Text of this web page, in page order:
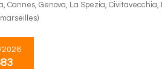
Cannes, Genova, La Spezia,